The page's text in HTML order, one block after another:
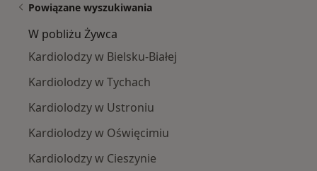
Powiązane wyszukiwania
W pobliżu Żywca
Kardiolodzy w Bielsku-Białej
Kardiolodzy w Tychach
Kardiolodzy w Ustroniu
Kardiolodzy w Oświęcimiu
Kardiolodzy w Cieszynie